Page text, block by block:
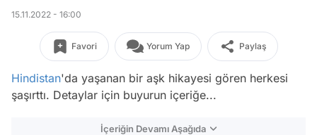
15.11.2022 - 16:00
Favori Yorum Yap Paylaş
Hindistan'da yaşanan bir aşk hikayesi gören herkesi
şaşırttı. Detaylar için buyurun içeriğe...
İçeriğin Devamı Aşağıda